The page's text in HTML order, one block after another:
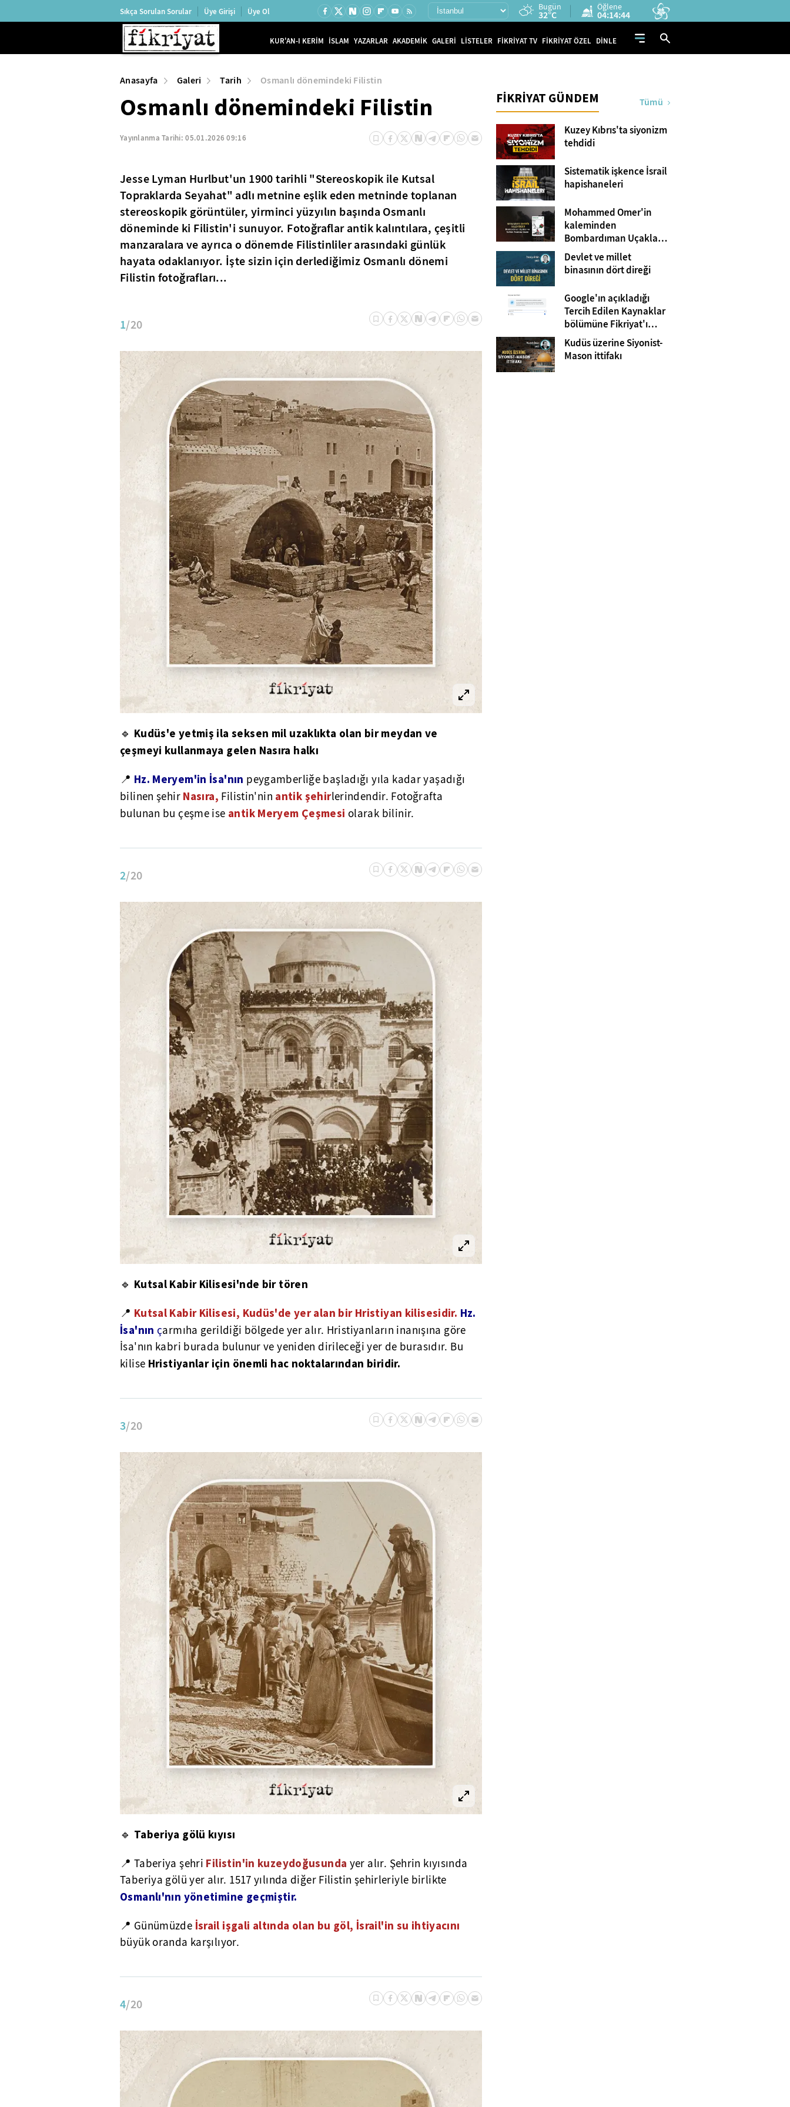
Sıkça Sorulan Sorular Üye Girişi Üye Ol Bugün
32°C
Öğlene
04:14:42
KUR'AN-I KERİM İSLAM YAZARLAR AKADEMİK GALERİ LİSTELER FİKRİYAT TV FİKRİYAT ÖZEL DİNLE
Anasayfa Galeri Tarih Osmanlı dönemindeki Filistin
Osmanlı dönemindeki Filistin
Yayınlanma Tarihi:05.01.2026 09:16
Jesse Lyman Hurlbut'un 1900 tarihli "Stereoskopik ile Kutsal
Topraklarda Seyahat" adlı metnine eşlik eden metninde toplanan
stereoskopik görüntüler, yirminci yüzyılın başında Osmanlı
döneminde ki Filistin'i sunuyor. Fotoğraflar antik kalıntılara, çeşitli
manzaralara ve ayrıca o dönemde Filistinliler arasındaki günlük
hayata odaklanıyor. İşte sizin için derlediğimiz Osmanlı dönemi
Filistin fotoğrafları...
1/20
🔹 Kudüs'e yetmiş ila seksen mil uzaklıkta olan bir meydan ve
çeşmeyi kullanmaya gelen Nasıra halkı
📍 Hz. Meryem'in İsa'nın peygamberliğe başladığı yıla kadar yaşadığı
bilinen şehir Nasıra, Filistin'nin antik şehirlerindendir. Fotoğrafta
bulunan bu çeşme ise antik Meryem Çeşmesi olarak bilinir.
2/20
🔹 Kutsal Kabir Kilisesi'nde bir tören
📍 Kutsal Kabir Kilisesi, Kudüs'de yer alan bir Hristiyan kilisesidir. Hz.
İsa'nınçarmıha gerildiği bölgede yer alır. Hristiyanların inanışına göre
İsa'nın kabri burada bulunur ve yeniden dirileceği yer de burasıdır. Bu
kilise Hristiyanlar için önemli hac noktalarından biridir.
3/20
🔹 Taberiya gölü kıyısı
📍 Taberiya şehri Filistin'in kuzeydoğusunda yer alır. Şehrin kıyısında
Taberiya gölü yer alır. 1517 yılında diğer Filistin şehirleriyle birlikte
Osmanlı'nın yönetimine geçmiştir.
📍 Günümüzde İsrail işgali altında olan bu göl, İsrail'in su ihtiyacını
büyük oranda karşılıyor.
4/20
FİKRİYAT GÜNDEM Tümü
Kuzey Kıbrıs'ta siyonizm
tehdidi
Sistematik işkence İsrail
hapishaneleri
Mohammed Omer'in
kaleminden
Bombardıman Uçakları
ve Tanklar Arasında
Gazze
Devlet ve millet
binasının dört direği
Google'ın açıkladığı
Tercih Edilen Kaynaklar
bölümüne Fikriyat'ı
eklemeyi unutmayın!
Kudüs üzerine Siyonist-
Mason ittifakı